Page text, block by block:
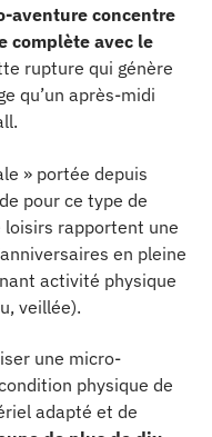
aventure concentre
complète avec le
rupture qui génère
qu’un après-midi
» portée depuis
pour ce type de
rapportent une
en pleine
activité physique
veillée).
une micro-
physique de
adapté et de